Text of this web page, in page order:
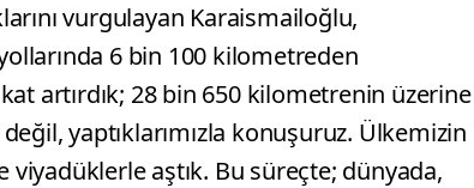
vurgulayan Karaismailoğlu,
6 bin 100 kilometreden
artırdık; 28 bin 650 kilometrenin üzerine
yaptıklarımızla konuşuruz. Ülkemizin
viyadüklerle aştık. Bu süreçte; dünyada,